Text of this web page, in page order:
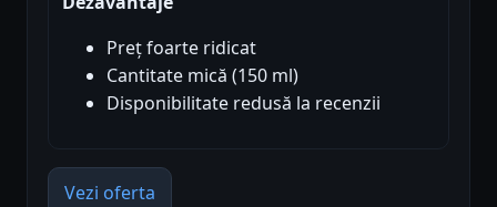
Preț foarte ridicat
Cantitate mică (150 ml)
Disponibilitate redusă la recenzii
Vezi oferta